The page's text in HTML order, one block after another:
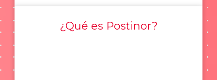
¿Qué es Postinor?